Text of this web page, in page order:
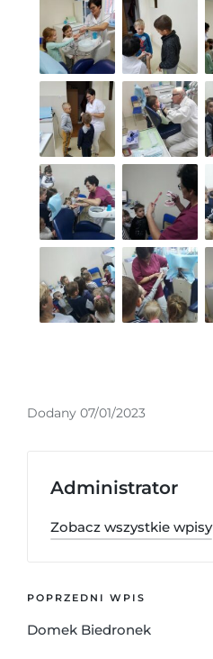
Dodany 07/01/2023
Administrator
Zobacz wszystkie wpisy
POPRZEDNI WPIS
Domek Biedronek